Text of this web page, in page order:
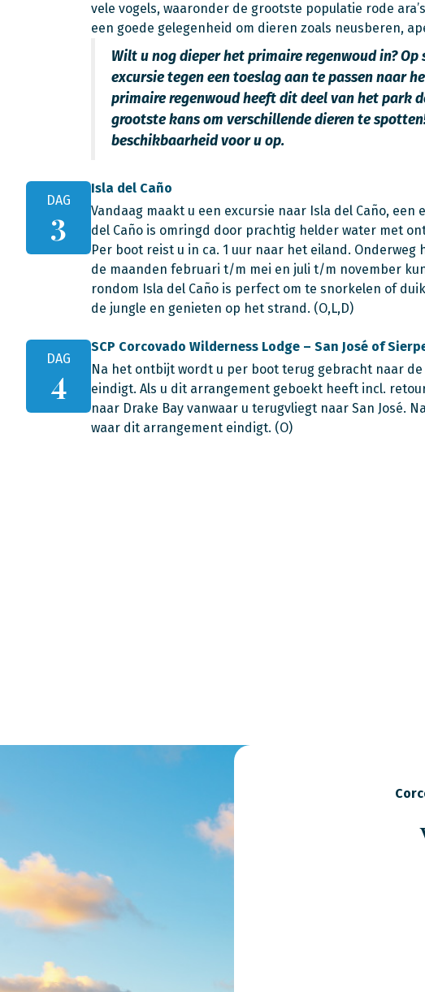
vele vogels, waaronder de grootste populatie rode
een goede gelegenheid om dieren zoals neusberen,
Wilt u nog dieper het primaire regenwoud in?
excursie tegen een toeslag aan te passen naar
primaire regenwoud heeft dit deel van het park
grootste kans om verschillende dieren te
beschikbaarheid voor u op.
DAG
3
Isla del Caño
Vandaag maakt u een excursie naar Isla del Caño, een
del Caño is omringd door prachtig helder water met
Per boot reist u in ca. 1 uur naar het eiland.
de maanden februari t/m mei en juli t/m november
rondom Isla del Caño is perfect om te snorkelen of
de jungle en genieten op het strand. (O,L,D)
DAG
4
SCP Corcovado Wilderness Lodge – San José of
Na het ontbijt wordt u per boot terug gebracht naar
eindigt. Als u dit arrangement geboekt heeft incl.
naar Drake Bay vanwaar u terugvliegt naar San José.
waar dit arrangement eindigt. (O)